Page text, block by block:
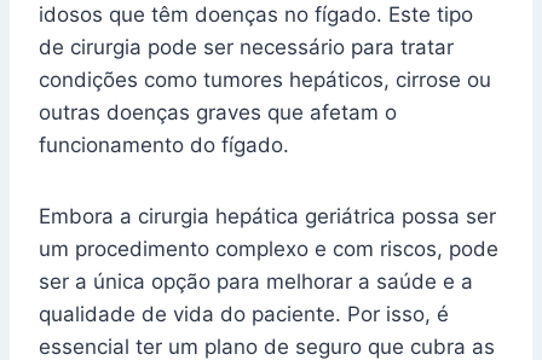
idosos que têm doenças no fígado. Este tipo
de cirurgia pode ser necessário para tratar
condições como tumores hepáticos, cirrose ou
outras doenças graves que afetam o
funcionamento do fígado.
Embora a cirurgia hepática geriátrica possa ser
um procedimento complexo e com riscos, pode
ser a única opção para melhorar a saúde e a
qualidade de vida do paciente. Por isso, é
essencial ter um plano de seguro que cubra as